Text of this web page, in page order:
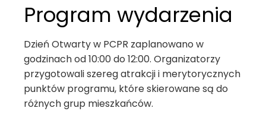
Program wydarzenia
Dzień Otwarty w PCPR zaplanowano w
godzinach od 10:00 do 12:00. Organizatorzy
przygotowali szereg atrakcji i merytorycznych
punktów programu, które skierowane są do
różnych grup mieszkańców.